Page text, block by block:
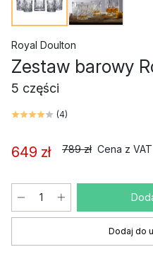
Royal Doulton
Zestaw barowy
5 części
(4)
649 zł 789 zł Cena z VAT
Dodaj do